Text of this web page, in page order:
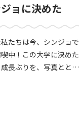
ョに決めた
たちは今、シンジョで
中！この大学に決めた
長ぶりを、写真ととも